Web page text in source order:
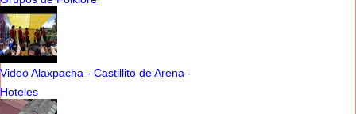
Video Alaxpacha - Castillito de Arena -
Hoteles